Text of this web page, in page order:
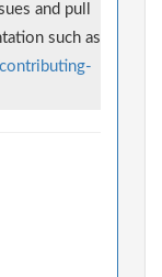
and pull
such as